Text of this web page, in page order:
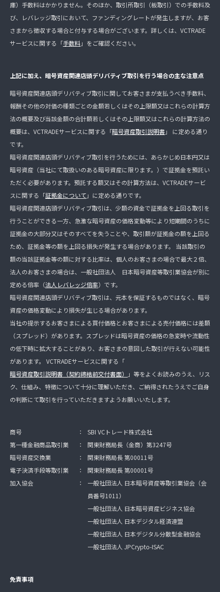
庫）手数料はかかりません。そのほか、取引所取引（板取引）での手数料及
び、レバレッジ取引において、ファンディングレートが発生しますが、お客
さまから徴収する場合と付与する場合がございます。詳しくは、VCTRADE
サービスに関する「手数料」をご確認ください。
上記に加え、暗号資産関連店頭デリバティブ取引を行う場合の主な注意点
暗号資産関連店頭デリバティブ取引に関してお客さまが支払うべき手数料、
報酬その他の対価の種類ごとの金額若しくはその上限額又はこれらの計算方
法の概要及び当該金額の合計額若しくはその上限額又はこれらの計算方法の
概要は、VCTRADEサービスに関する「暗号資産取引説明書」 に定める通り
です。
暗号資産関連店頭デリバティブ取引を行うためには、あらかじめ日本円又は
暗号資産（当社にて取扱いのある暗号資産に限ります。）で証拠金を預託い
ただく必要があります。預託する額又はその計算方法は、VCTRADEサービ
スに関する「証拠金について 」に定める通りです。
暗号資産関連店頭デリバティブ取引は、少額の資金で証拠金を上回る取引を
行うことができる一方、急激な暗号資産の価格変動等により短期間のうちに
証拠金の大部分又はそのすべてを失うことや、取引額が証拠金の額を上回る
ため、証拠金等の額を上回る損失が発生する場合があります。 当該取引の
額の当該証拠金等の額に対する比率は、個人のお客さまの場合で最大２倍、
法人のお客さまの場合は、一般社団法人 日本暗号資産等取引業協会が別に
定める倍率（法人レバレッジ倍率）です。
暗号資産関連店頭デリバティブ取引は、元本を保証するものではなく、暗号
資産の価格変動により損失が生じる場合があります。
当社の提示するお客さまによる買付価格とお客さまによる売付価格には差額
（スプレッド）があります。スプレッドは暗号資産の価格の急変時や流動性
の低下時に拡大することがあり、お客さまの意図した取引が行えない可能性
があります。 VCTRADEサービスに関する「
暗号資産取引説明書（契約締結前交付書面）
」等をよくお読みのうえ、リス
ク、仕組み、特徴について十分に理解いただき、ご納得されたうえでご自身
の判断にて取引を行っていただきますようお願いいたします。
商号 ：
SBI VCトレード株式会社
第一種金融商品取引業
：
関東財務局長（金商）第3247号
暗号資産交換業
：
関東財務局長 第00011号
電子決済手段等取引業
：
関東財務局長 第00001号
加入協会
：
一般社団法人 日本暗号資産等取引業協会（会
員番号1011）
一般社団法人 日本暗号資産ビジネス協会
一般社団法人 日本デジタル経済連盟
一般社団法人 日本デジタル分散型金融協会
一般社団法人 JPCrypto-ISAC
免責事項